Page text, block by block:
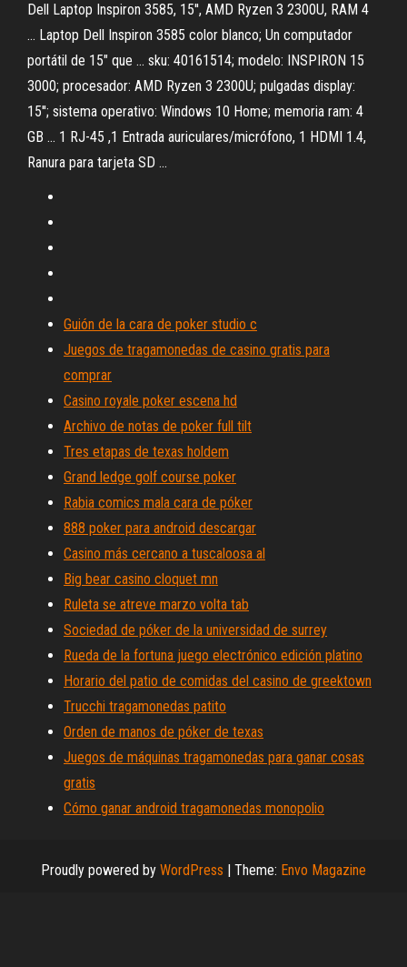
Dell Laptop Inspiron 3585, 15'', AMD Ryzen 3 2300U, RAM 4
... Laptop Dell Inspiron 3585 color blanco; Un computador
portátil de 15" que ... sku: 40161514; modelo: INSPIRON 15
3000; procesador: AMD Ryzen 3 2300U; pulgadas display:
15''; sistema operativo: Windows 10 Home; memoria ram: 4
GB ... 1 RJ-45 ,1 Entrada auriculares/micrófono, 1 HDMI 1.4,
Ranura para tarjeta SD ...
Guión de la cara de poker studio c
Juegos de tragamonedas de casino gratis para
comprar
Casino royale poker escena hd
Archivo de notas de poker full tilt
Tres etapas de texas holdem
Grand ledge golf course poker
Rabia comics mala cara de póker
888 poker para android descargar
Casino más cercano a tuscaloosa al
Big bear casino cloquet mn
Ruleta se atreve marzo volta tab
Sociedad de póker de la universidad de surrey
Rueda de la fortuna juego electrónico edición platino
Horario del patio de comidas del casino de greektown
Trucchi tragamonedas patito
Orden de manos de póker de texas
Juegos de máquinas tragamonedas para ganar cosas
gratis
Cómo ganar android tragamonedas monopolio
Proudly powered by WordPress | Theme: Envo Magazine